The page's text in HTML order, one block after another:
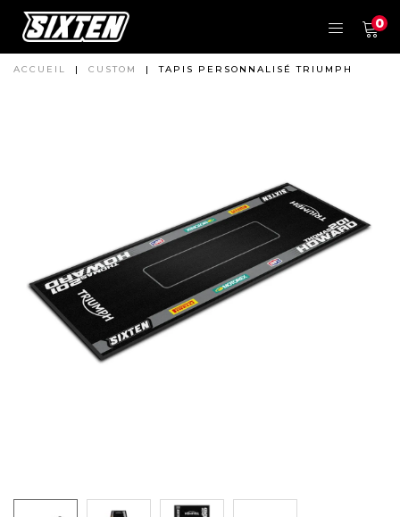
0
ACCUEIL | CUSTOM | TAPIS PERSONNALISÉ TRIUMPH